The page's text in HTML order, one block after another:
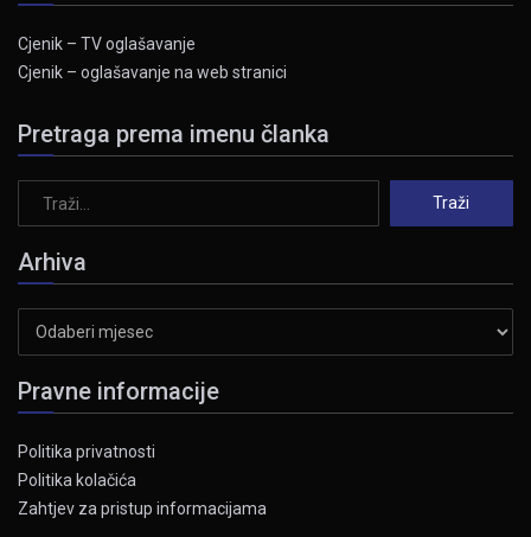
Cjenik – TV oglašavanje
Cjenik – oglašavanje na web stranici
Pretraga prema imenu članka
Arhiva
Pravne informacije
Politika privatnosti
Politika kolačića
Zahtjev za pristup informacijama